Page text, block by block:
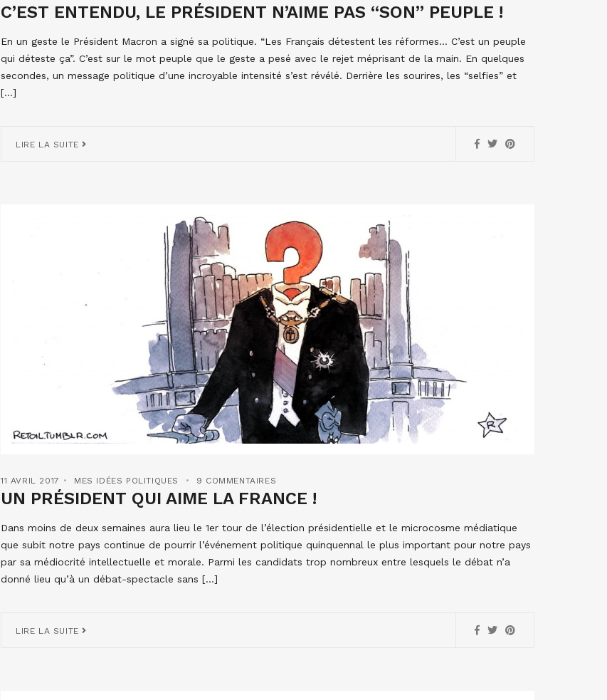
C’EST ENTENDU, LE PRÉSIDENT N’AIME PAS “SON” PEUPLE !
En un geste le Président Macron a signé sa politique. “Les Français détestent les réformes… C’est un peuple
qui déteste ça”. C’est sur le mot peuple que le geste a pesé avec le rejet méprisant de la main. En quelques
secondes, un message politique d’une incroyable intensité s’est révélé. Derrière les sourires, les “selfies” et
[…]
LIRE LA SUITE
11 AVRIL 2017 MES IDÉES POLITIQUES 9 COMMENTAIRES
UN PRÉSIDENT QUI AIME LA FRANCE !
Dans moins de deux semaines aura lieu le 1er tour de l’élection présidentielle et le microcosme médiatique
que subit notre pays continue de pourrir l’événement politique quinquennal le plus important pour notre pays
par sa médiocrité intellectuelle et morale. Parmi les candidats trop nombreux entre lesquels le débat n’a
donné lieu qu’à un débat-spectacle sans […]
LIRE LA SUITE